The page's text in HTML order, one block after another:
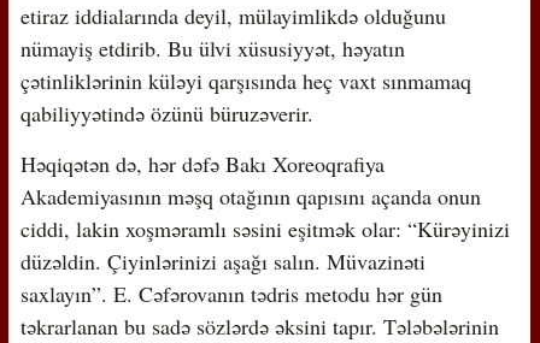
etiraz iddialarında deyil, mülayimlikdə olduğunu
nümayiş etdirib. Bu ülvi xüsusiyyət, həyatın
çətinliklərinin küləyi qarşısında heç vaxt sınmamaq
qabiliyyətində özünü büruzəverir.
Həqiqətən də, hər dəfə Bakı Xoreoqrafiya
Akademiyasının məşq otağının qapısını açanda onun
ciddi, lakin xoşməramlı səsini eşitmək olar: “Kürəyinizi
düzəldin. Çiyinlərinizi aşağı salın. Müvazinəti
saxlayın”. E. Cəfərovanın tədris metodu hər gün
təkrarlanan bu sadə sözlərdə əksini tapır. Tələbələrinin